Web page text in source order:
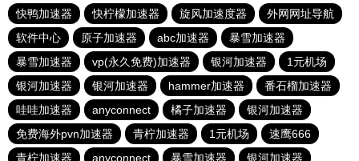
快鸭加速器
快柠檬加速器 旋风加速度器
外网网址导航
软件中心
原子加速器 abc加速器
暴雪加速器
暴雪加速器
vp(永久免费)加速器 银河加速器
1元机场
银河加速器
银河加速器 hammer加速器
番石榴加速器
哇哇加速器
anyconnect 橘子加速器
银河加速器
免费海外pvn加速器
青柠加速器 1元机场
速鹰666
青柠加速器
anyconnect 暴雪加速器 银河加速器